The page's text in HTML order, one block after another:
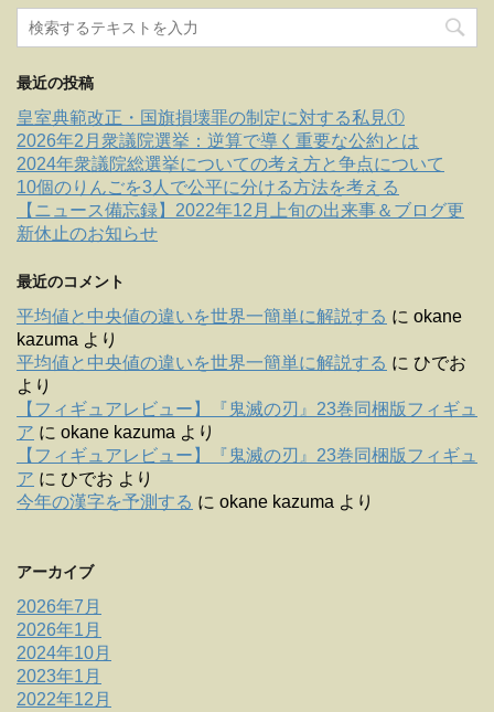
最近の投稿
皇室典範改正・国旗損壊罪の制定に対する私見①
2026年2月衆議院選挙：逆算で導く重要な公約とは
2024年衆議院総選挙についての考え方と争点について
10個のりんごを3人で公平に分ける方法を考える
【ニュース備忘録】2022年12月上旬の出来事＆ブログ更
新休止のお知らせ
最近のコメント
平均値と中央値の違いを世界一簡単に解説する に okane
kazuma より
平均値と中央値の違いを世界一簡単に解説する に ひでお
より
【フィギュアレビュー】『鬼滅の刃』23巻同梱版フィギュ
ア に okane kazuma より
【フィギュアレビュー】『鬼滅の刃』23巻同梱版フィギュ
ア に ひでお より
今年の漢字を予測する に okane kazuma より
アーカイブ
2026年7月
2026年1月
2024年10月
2023年1月
2022年12月